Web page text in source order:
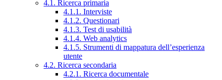
4.1. Ricerca primaria
4.1.1. Interviste
4.1.2. Questionari
4.1.3. Test di usabilità
4.1.4. Web analytics
4.1.5. Strumenti di mappatura dell’esperienza
utente
4.2. Ricerca secondaria
4.2.1. Ricerca documentale